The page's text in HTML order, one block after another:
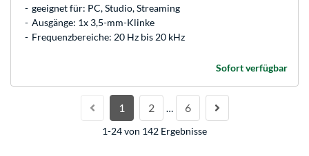
geeignet für: PC, Studio, Streaming
Ausgänge: 1x 3,5-mm-Klinke
Frequenzbereiche: 20 Hz bis 20 kHz
Sofort verfügbar
1 2 … 6
1-24 von 142 Ergebnisse